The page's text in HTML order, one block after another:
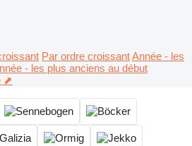
Par ordre croissantAnnée - les
- les plus anciens au début
⬈